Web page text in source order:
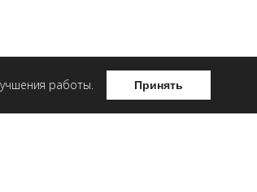
работы. Принять